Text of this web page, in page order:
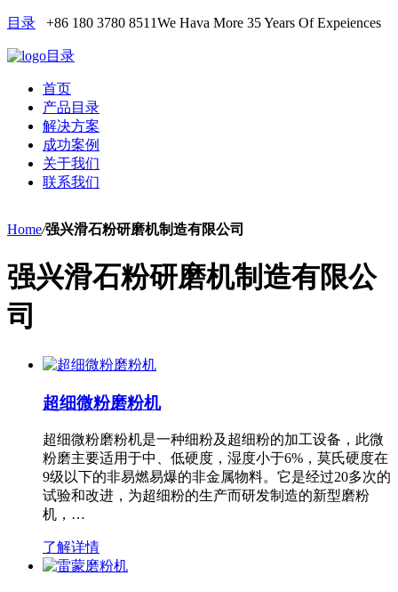
目录 +86 180 3780 8511We Hava More 35 Years Of Expeiences
目录
首页
产品目录
解决方案
成功案例
关于我们
联系我们
Home/强兴滑石粉研磨机制造有限公司
强兴滑石粉研磨机制造有限公
司
超细微粉磨粉机
超细微粉磨粉机是一种细粉及超细粉的加工设备，此微
粉磨主要适用于中、低硬度，湿度小于6%，莫氏硬度在
9级以下的非易燃易爆的非金属物料。它是经过20多次的
试验和改进，为超细粉的生产而研发制造的新型磨粉
机，…
了解详情